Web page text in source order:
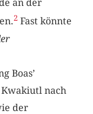
an der
2 Fast könnte
Boas’
nach
der